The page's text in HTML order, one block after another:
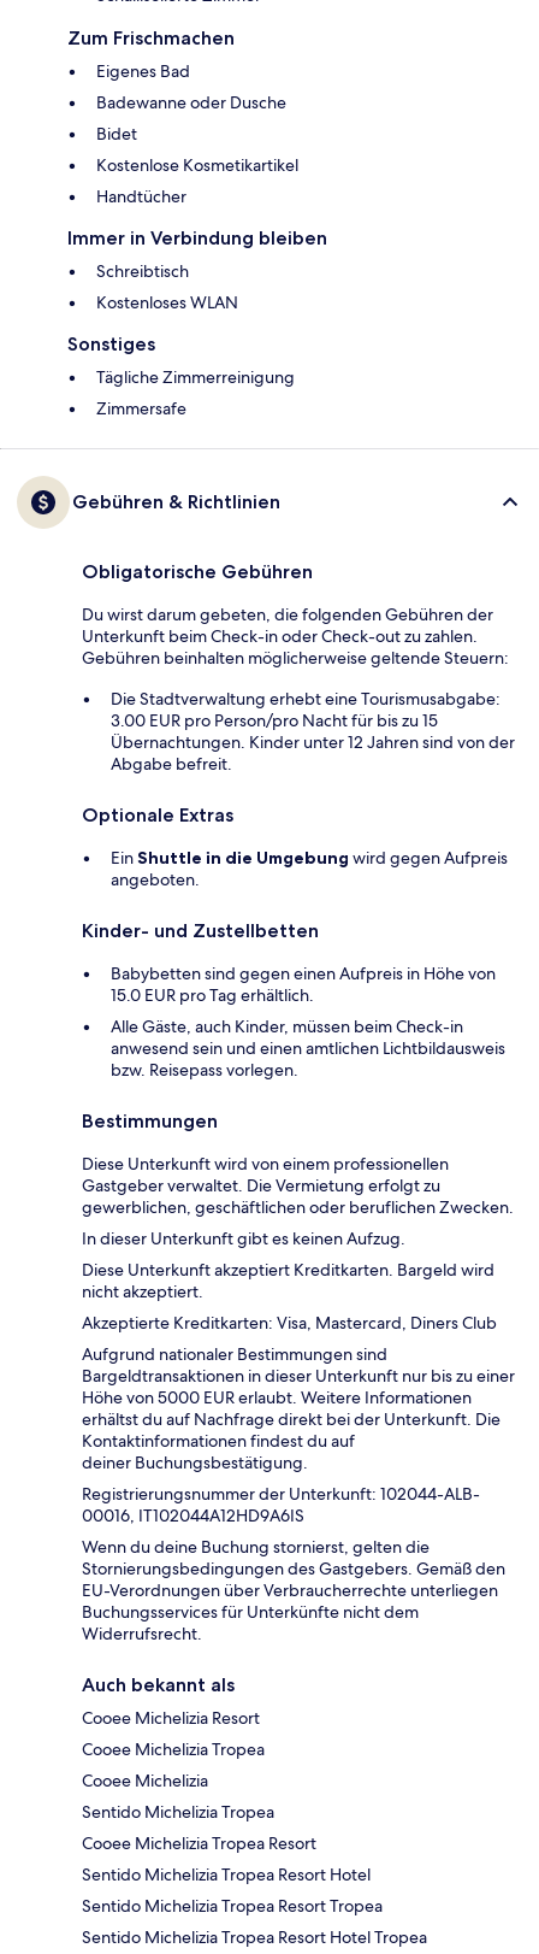
Zum Frischmachen
Eigenes Bad
Badewanne oder Dusche
Bidet
Kostenlose Kosmetikartikel
Handtücher
Immer in Verbindung bleiben
Schreibtisch
Kostenloses WLAN
Sonstiges
Tägliche Zimmerreinigung
Zimmersafe
Gebühren & Richtlinien
Obligatorische Gebühren
Du wirst darum gebeten, die folgenden Gebühren der
Unterkunft beim Check-in oder Check-out zu zahlen.
Gebühren beinhalten möglicherweise geltende Steuern:
Die Stadtverwaltung erhebt eine Tourismusabgabe:
3.00 EUR pro Person/pro Nacht für bis zu 15
Übernachtungen. Kinder unter 12 Jahren sind von der
Abgabe befreit.
Optionale Extras
EinShuttle in die Umgebung wird gegen Aufpreis
angeboten.
Kinder- und Zustellbetten
Babybetten sind gegen einen Aufpreis in Höhe von
15.0 EUR pro Tag erhältlich.
Alle Gäste, auch Kinder, müssen beim Check-in
anwesend sein und einen amtlichen Lichtbildausweis
bzw. Reisepass vorlegen.
Bestimmungen
Diese Unterkunft wird von einem professionellen
Gastgeber verwaltet. Die Vermietung erfolgt zu
gewerblichen, geschäftlichen oder beruflichen Zwecken.
In dieser Unterkunft gibt es keinen Aufzug.
Diese Unterkunft akzeptiert Kreditkarten. Bargeld wird
nicht akzeptiert.
Akzeptierte Kreditkarten: Visa, Mastercard, Diners Club
Aufgrund nationaler Bestimmungen sind
Bargeldtransaktionen in dieser Unterkunft nur bis zu einer
Höhe von 5000 EUR erlaubt. Weitere Informationen
erhältst du auf Nachfrage direkt bei der Unterkunft. Die
Kontaktinformationen findest du auf
deiner Buchungsbestätigung.
Registrierungsnummer der Unterkunft: 102044-ALB-
00016, IT102044A12HD9A6IS
Wenn du deine Buchung stornierst, gelten die
Stornierungsbedingungen des Gastgebers. Gemäß den
EU-Verordnungen über Verbraucherrechte unterliegen
Buchungsservices für Unterkünfte nicht dem
Widerrufsrecht.
Auch bekannt als
Cooee Michelizia Resort
Cooee Michelizia Tropea
Cooee Michelizia
Sentido Michelizia Tropea
Cooee Michelizia Tropea Resort
Sentido Michelizia Tropea Resort Hotel
Sentido Michelizia Tropea Resort Tropea
Sentido Michelizia Tropea Resort Hotel Tropea